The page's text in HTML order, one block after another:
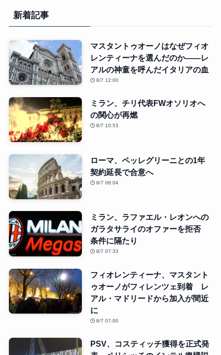
新着記事
マスタントゥオーノはなぜフィオ
レンティーナを選んだのか――レ
アルの神童を呼んだイタリアの血
8/7 12:00
ミラン、チリ代表FWオソリオへ
の関心が再燃
8/7 10:53
ローマ、ペッレグリーニとの1年
契約延長で合意へ
8/7 08:04
ミラン、ラファエル・レオンへの
ガラタサライのオファーを拒否
条件に隔たり
8/7 07:33
フィオレンティーナ、マスタント
ゥオーノがフィレンツェ到着 レ
アル・マドリードから加入が間近
に
8/7 07:00
PSV、コスティッチ獲得を正式発